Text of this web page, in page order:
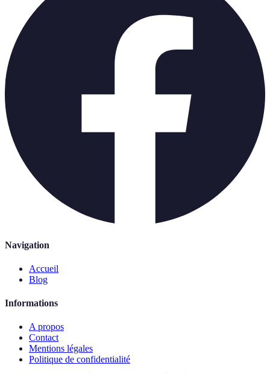
Navigation
Accueil
Blog
Informations
A propos
Contact
Mentions légales
Politique de confidentialité